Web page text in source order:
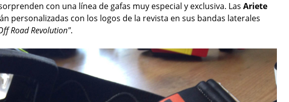
con una línea de gafas muy especial y exclusiva. Las Ariete
personalizadas con los logos de la revista en sus bandas laterales
Road Revolution".